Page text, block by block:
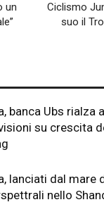
un
Ciclismo
suo il
banca Ubs rialza
su crescita
lanciati dal mare
nello